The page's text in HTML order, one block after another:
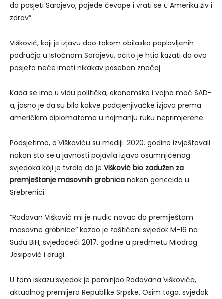
da posjeti Sarajevo, pojede ćevape i vrati se u Ameriku živ i
zdrav”.
Višković, koji je izjavu dao tokom obilaska poplavljenih
područja u Istočnom Sarajevu, očito je htio kazati da ova
posjeta neće imati nikakav poseban značaj.
Kada se ima u vidu politička, ekonomska i vojna moć SAD-
a, jasno je da su bilo kakve podcjenjivačke izjava prema
američkim diplomatama u najmanju ruku neprimjerene.
Podsjetimo, o Viškoviću su mediji 2020. godine izvještavali
nakon što se u javnosti pojavila izjava osumnjičenog
svjedoka koji je tvrdio da je Višković bio zadužen za
premještanje masovnih grobnica nakon genocida u
Srebrenici.
“Radovan Višković mi je nudio novac da premiještam
masovne grobnice” kazao je zaštićeni svjedok M-16 na
Sudu BiH, svjedočeći 2017. godine u predmetu Miodrag
Josipović i drugi.
U tom iskazu svjedok je pominjao Radovana Viškovića,
aktualnog premijera Republike Srpske. Osim toga, svjedok